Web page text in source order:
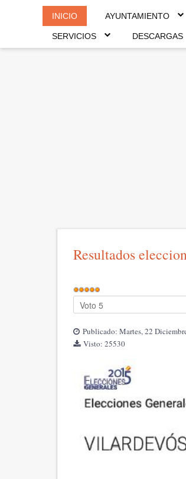
INICIO AYUNTAMIENTO
SERVICIOS DESCARGAS
Resultados
Publicado: Martes, 22
Visto: 25530